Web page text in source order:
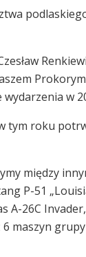
wydarzenia w
tym roku
między
P-51
A-26C
maszyn